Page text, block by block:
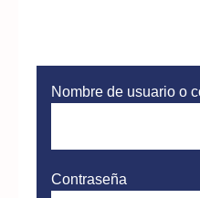
Nombre de usuario o
Contraseña